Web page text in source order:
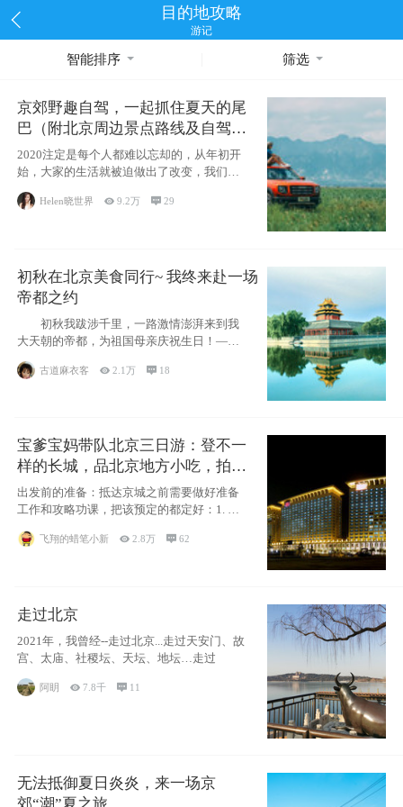
目的地攻略
游记
智能排序 筛选
京郊野趣自驾，一起抓住夏天的尾
巴（附北京周边景点路线及自驾攻
略）
2020注定是每个人都难以忘却的，从年初开
始，大家的生活就被迫做出了改变，我们也
不例外。本来双双辞职是为
Helen晓世界 9.2万 29
初秋在北京美食同行~ 我终来赴一场
帝都之约
初秋我跋涉千里，一路激情澎湃来到我
大天朝的帝都，为祖国母亲庆祝生日！——
古道麻衣客 2.1万  18
宝爹宝妈带队北京三日游：登不一
样的长城，品北京地方小吃，拍盘
古七星夜景！
出发前的准备：抵达京城之前需要做好准备
工作和攻略功课，把该预定的都定好：1. 酒
飞翔的蜡笔小新 2.8万 62
走过北京
2021年，我曾经--走过北京...走过天安门、故
宫、太庙、社稷坛、天坛、地坛…走过
阿眀 7.8千  11
无法抵御夏日炎炎，来一场京